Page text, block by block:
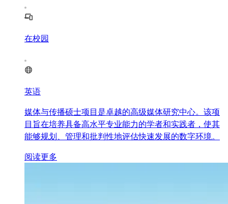
在校园
英语
媒体与传播硕士项目是卓越的高级媒体研究中心。该项
目旨在培养具备高水平专业能力的学者和实践者，使其
能够规划、管理和批判性地评估快速发展的数字环境。
阅读更多